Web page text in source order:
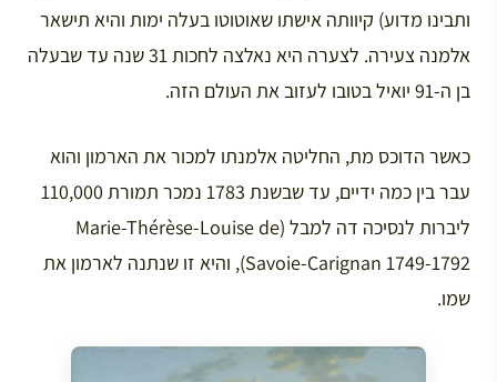
ותבינו מדוע) קיוותה אישתו שאוטוטו בעלה ימות והיא תישאר
אלמנה צעירה. לצערה היא נאלצה לחכות 31 שנה עד שבעלה
בן ה-91 יואיל בטובו לעזוב את העולם הזה.
כאשר הדוכס מת, החליטה אלמנתו למכור את הארמון והוא
עבר בין כמה ידיים, עד שבשנת 1783 נמכר תמורת 110,000
ליברות לנסיכה דה למבל (Marie-Thérèse-Louise de
Savoie-Carignan 1749-1792), והיא זו שנתנה לארמון את
שמו.